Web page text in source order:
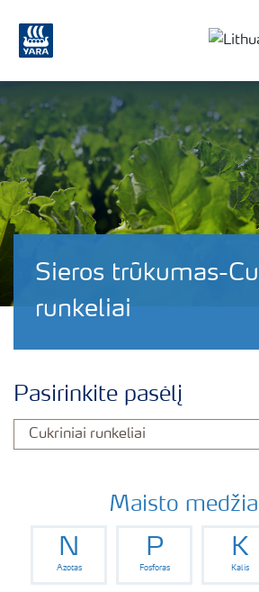
Sieros trūkumas-
runkeliai
Pasirinkite pasėlį
Maisto
N
Azotas
P
Fosforas
K
Kalis